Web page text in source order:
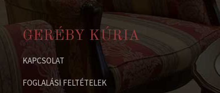
GERÉBY KÚRIA
KAPCSOLAT
FOGLALÁSI FELTÉTELEK